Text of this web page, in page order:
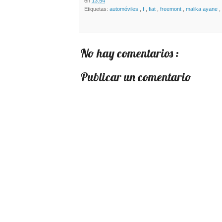
Etiquetas: automóviles f fiat freemont malika ayane
No hay comentarios :
Publicar un comentario